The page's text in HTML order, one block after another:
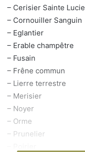
– Cerisier Sainte Lucie
– Cornouiller Sanguin
– Eglantier
– Erable champêtre
– Fusain
– Frêne commun
– Lierre terrestre
– Merisier
– Noyer
– Orme
– Prunelier